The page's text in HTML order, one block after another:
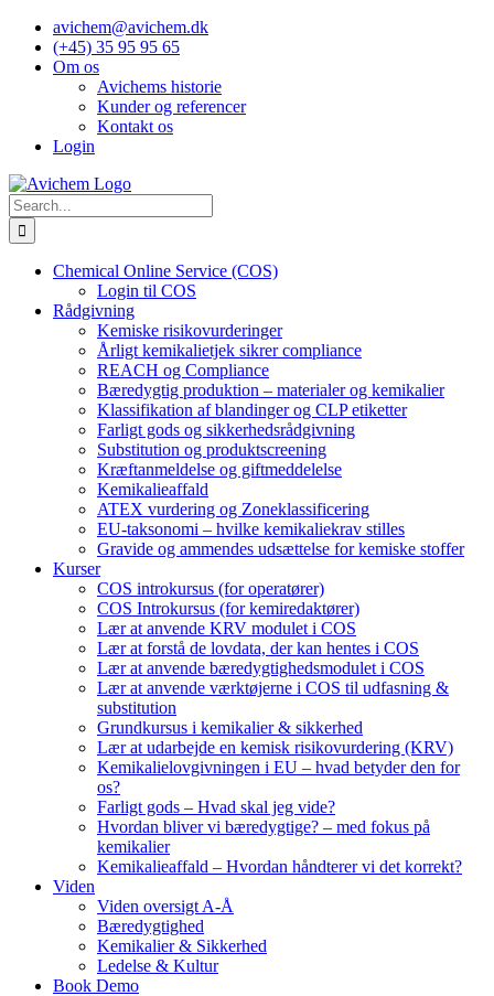
Skip
content
avichem@avichem.dk
(+45) 35 95 95 65
Om os
Avichems historie
Kunder og referencer
Kontakt os
Login
Search
for:
Chemical Online Service (COS)
Login til COS
Rådgivning
Kemiske risikovurderinger
Årligt kemikalietjek sikrer compliance
REACH og Compliance
Bæredygtig produktion – materialer og kemikalier
Klassifikation af blandinger og CLP etiketter
Farligt gods og sikkerhedsrådgivning
Substitution og produktscreening
Kræftanmeldelse og giftmeddelelse
Kemikalieaffald
ATEX vurdering og Zoneklassificering
EU-taksonomi – hvilke kemikaliekrav stilles
Gravide og ammendes udsættelse for kemiske stoffer
Kurser
COS introkursus (for operatører)
COS Introkursus (for kemiredaktører)
Lær at anvende KRV modulet i COS
Lær at forstå de lovdata, der kan hentes i COS
Lær at anvende bæredygtighedsmodulet i COS
Lær at anvende værktøjerne i COS til udfasning &
substitution
Grundkursus i kemikalier & sikkerhed
Lær at udarbejde en kemisk risikovurdering (KRV)
Kemikalielovgivningen i EU – hvad betyder den for
os?
Farligt gods – Hvad skal jeg vide?
Hvordan bliver vi bæredygtige? – med fokus på
kemikalier
Kemikalieaffald – Hvordan håndterer vi det korrekt?
Viden
Viden oversigt A-Å
Bæredygtighed
Kemikalier & Sikkerhed
Ledelse & Kultur
Book Demo